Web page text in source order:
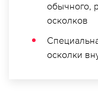
обычного,
осколков
осколки